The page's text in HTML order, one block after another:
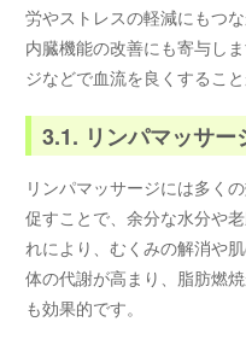
労やストレスの軽減にもつ
内臓機能の改善にも寄与し
ジなどで血流を良くするこ
3.1. リンパマッサー
リンパマッサージには多く
促すことで、余分な水分や
れにより、むくみの解消や
体の代謝が高まり、脂肪燃
も効果的です。